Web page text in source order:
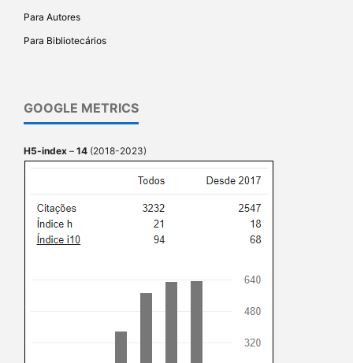
Para Autores
Para Bibliotecários
GOOGLE METRICS
H5-index – 14 (2018-2023)